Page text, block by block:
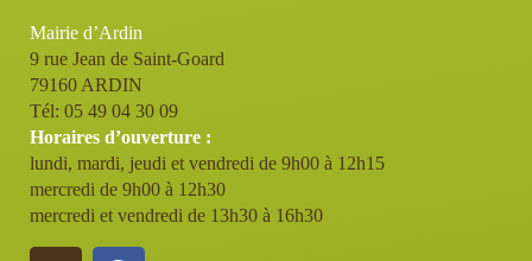
Mairie d’Ardin
9 rue Jean de Saint-Goard
79160 ARDIN
Tél: 05 49 04 30 09
Horaires d’ouverture :
lundi, mardi, jeudi et vendredi de 9h00 à 12h15
mercredi de 9h00 à 12h30
mercredi et vendredi de 13h30 à 16h30